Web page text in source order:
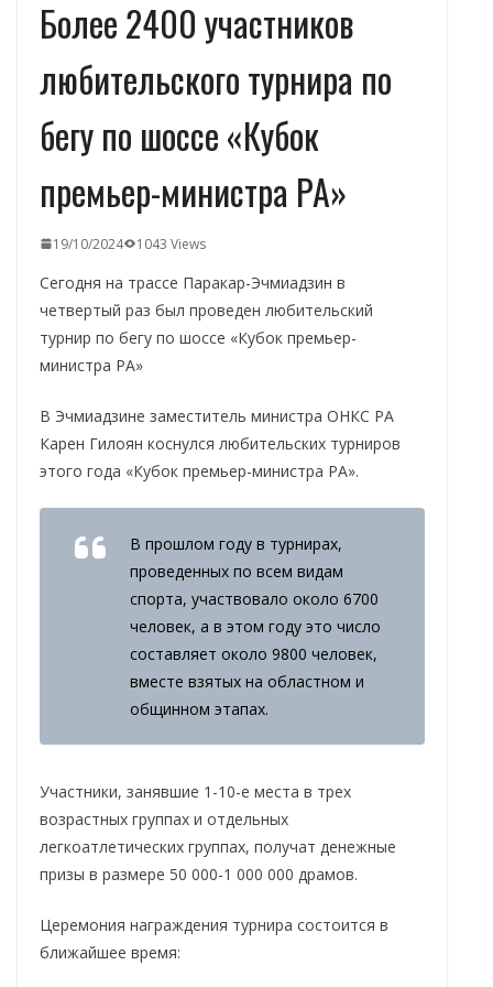
Более 2400 участников
любительского турнира по
бегу по шоссе «Кубок
премьер-министра РА»
19/10/2024 1043 Views
Сегодня на трассе Паракар-Эчмиадзин в
четвертый раз был проведен любительский
турнир по бегу по шоссе «Кубок премьер-
министра РА»
В Эчмиадзине заместитель министра ОНКС РА
Карен Гилоян коснулся любительских турниров
этого года «Кубок премьер-министра РА».
В прошлом году в турнирах,
проведенных по всем видам
спорта, участвовало около 6700
человек, а в этом году это число
составляет около 9800 человек,
вместе взятых на областном и
общинном этапах.
Участники, занявшие 1-10-е места в трех
возрастных группах и отдельных
легкоатлетических группах, получат денежные
призы в размере 50 000-1 000 000 драмов.
Церемония награждения турнира состоится в
ближайшее время: